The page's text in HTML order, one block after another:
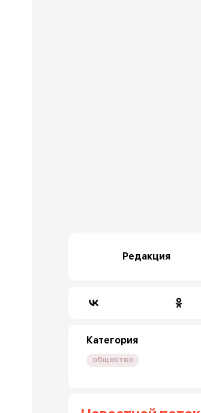
Редакция
Категория
общество